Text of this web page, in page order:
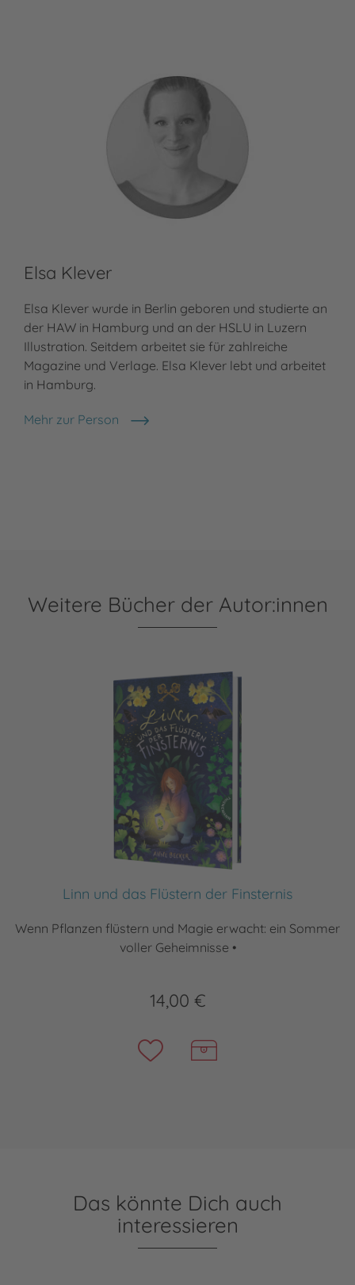
Elsa Klever
Elsa Klever wurde in Berlin geboren und studierte an
der HAW in Hamburg und an der HSLU in Luzern
Illustration. Seitdem arbeitet sie für zahlreiche
Magazine und Verlage. Elsa Klever lebt und arbeitet
in Hamburg.
Mehr zur Person
Elsa Klever
Weitere Bücher der Autor:innen
Linn und das Flüstern der Finsternis
Wenn Pflanzen flüstern und Magie erwacht: ein Sommer
voller Geheimnisse •
14,00 €
Das könnte Dich auch
interessieren